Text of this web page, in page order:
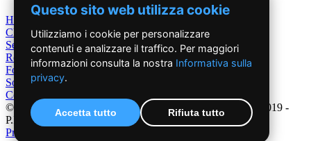
Home
Chi Siamo
Settimanale
Rete News
Foto&Video
Sostienici
Contatti
©2019 - NoiDonne - Iscrizione ROC n.33421 del 23 /09/ 2019 -
P.IVA 00878931005
Privacy Policy
Questo sito web utilizza cookie
Utilizziamo i cookie per personalizzare
contenuti e analizzare il traffico. Per maggiori
informazioni consulta la nostra Informativa sulla
privacy.
Accetta tutto Rifiuta tutto